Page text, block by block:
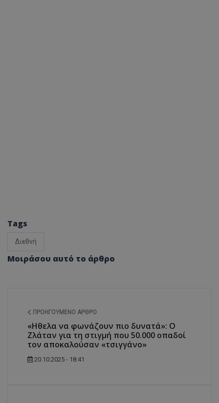
Tags
Διεθνή
Μοιράσου αυτό το άρθρο
ΠΡΟΗΓΟΎΜΕΝΟ ΆΡΘΡΟ
«Ηθελα να φωνάζουν πιο δυνατά»: Ο
Ζλάταν για τη στιγμή που 50.000 οπαδοί
τον αποκαλούσαν «τσιγγάνο»
20.10.2025 - 18:41